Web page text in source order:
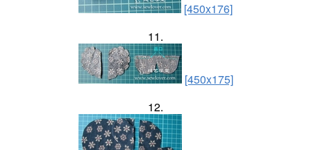
[450x176]
11.
[450x175]
12.